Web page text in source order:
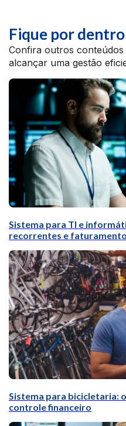
Fique por
Confira outros
alcançar uma gestão
Sistema para TI e
recorrentes e
Sistema para bicicletaria:
controle financeiro